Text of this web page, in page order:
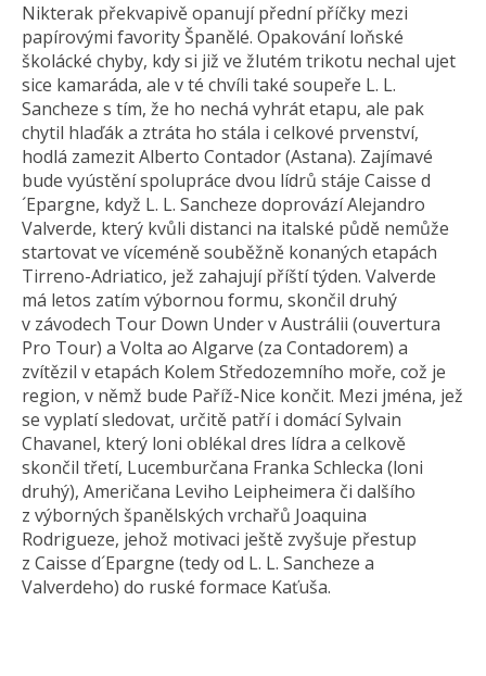
Nikterak překvapivě opanují přední příčky mezi
papírovými favority Španělé. Opakování loňské
školácké chyby, kdy si již ve žlutém trikotu nechal ujet
sice kamaráda, ale v té chvíli také soupeře L. L.
Sancheze s tím, že ho nechá vyhrát etapu, ale pak
chytil hlaďák a ztráta ho stála i celkové prvenství,
hodlá zamezit Alberto Contador (Astana). Zajímavé
bude vyústění spolupráce dvou lídrů stáje Caisse d
´Epargne, když L. L. Sancheze doprovází Alejandro
Valverde, který kvůli distanci na italské půdě nemůže
startovat ve víceméně souběžně konaných etapách
Tirreno-Adriatico, jež zahajují příští týden. Valverde
má letos zatím výbornou formu, skončil druhý
v závodech Tour Down Under v Austrálii (ouvertura
Pro Tour) a Volta ao Algarve (za Contadorem) a
zvítězil v etapách Kolem Středozemního moře, což je
region, v němž bude Paříž-Nice končit. Mezi jména, jež
se vyplatí sledovat, určitě patří i domácí Sylvain
Chavanel, který loni oblékal dres lídra a celkově
skončil třetí, Lucemburčana Franka Schlecka (loni
druhý), Američana Leviho Leipheimera či dalšího
z výborných španělských vrchařů Joaquina
Rodrigueze, jehož motivaci ještě zvyšuje přestup
z Caisse d´Epargne (tedy od L. L. Sancheze a
Valverdeho) do ruské formace Kaťuša.